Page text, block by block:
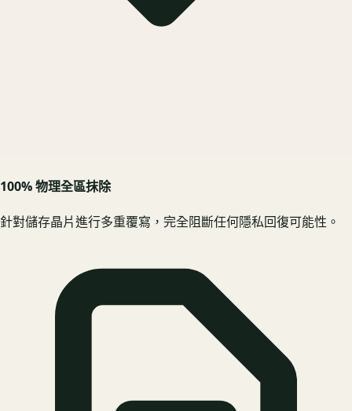
100% 物理全區抹除
針對儲存晶片進行多重覆寫，完全阻斷任何隱私回復可能性。